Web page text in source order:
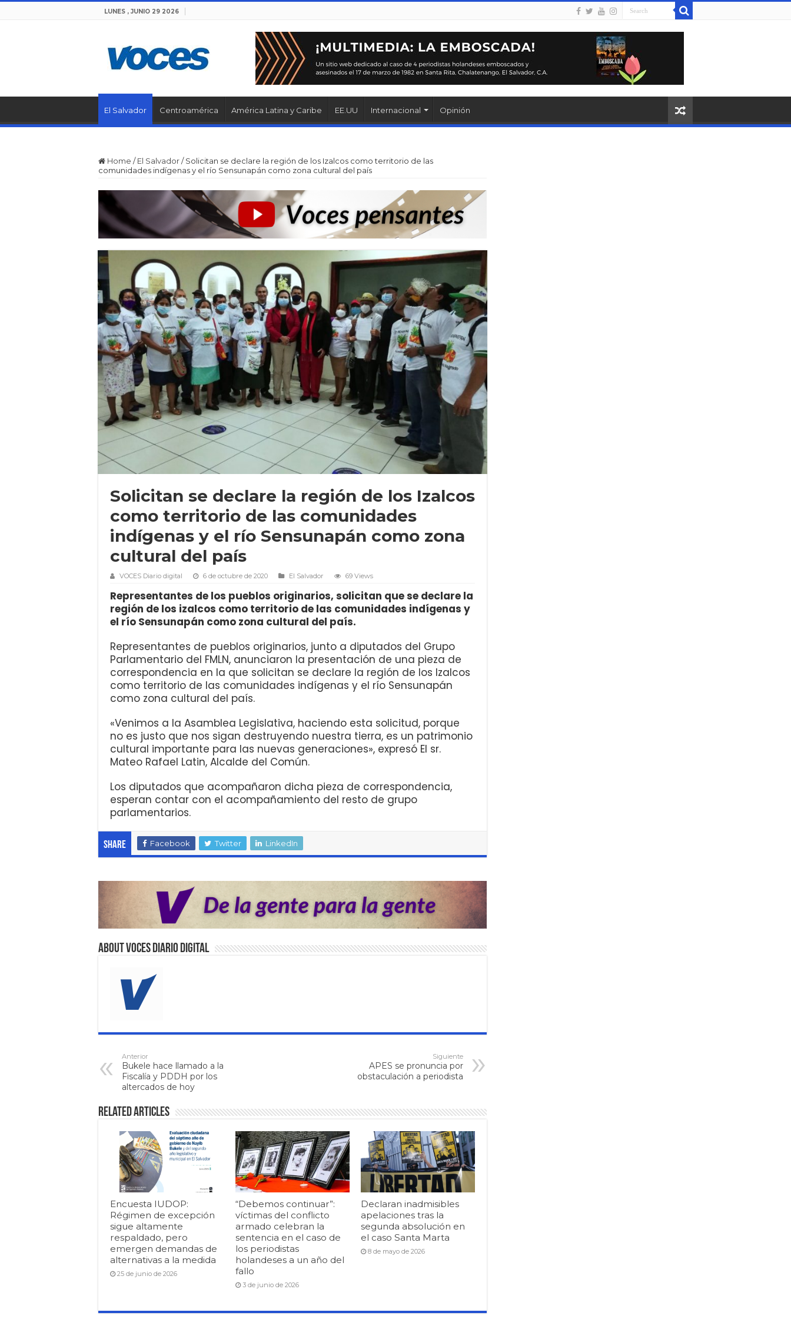
LUNES , JUNIO 29 2026
El Salvador Centroamérica América Latina y Caribe EE.UU Internacional Opinión
Home / El Salvador/ Solicitan se declare la región de los Izalcos como territorio de las
comunidades indígenas y el río Sensunapán como zona cultural del país
Solicitan se declare la región de los Izalcos
como territorio de las comunidades
indígenas y el río Sensunapán como zona
cultural del país
VOCES Diario digital 6 de octubre de 2020 El Salvador 69 Views
Representantes de los pueblos originarios, solicitan que se declare la
región de los izalcos como territorio de las comunidades indígenas y
el río Sensunapán como zona cultural del país.
Representantes de pueblos originarios, junto a diputados del Grupo
Parlamentario del FMLN, anunciaron la presentación de una pieza de
correspondencia en la que solicitan se declare la región de los Izalcos
como territorio de las comunidades indígenas y el río Sensunapán
como zona cultural del país.
«Venimos a la Asamblea Legislativa, haciendo esta solicitud, porque
no es justo que nos sigan destruyendo nuestra tierra, es un patrimonio
cultural importante para las nuevas generaciones», expresó El sr.
Mateo Rafael Latin, Alcalde del Común.
Los diputados que acompañaron dicha pieza de correspondencia,
esperan contar con el acompañamiento del resto de grupo
parlamentarios.
Share Facebook Twitter LinkedIn
About VOCES Diario digital
Anterior
Bukele hace llamado a la
Fiscalía y PDDH por los
altercados de hoy
Siguiente
APES se pronuncia por
obstaculación a periodista
Related Articles
Encuesta IUDOP:
Régimen de excepción
sigue altamente
respaldado, pero
emergen demandas de
alternativas a la medida
25 de junio de 2026
“Debemos continuar”:
víctimas del conflicto
armado celebran la
sentencia en el caso de
los periodistas
holandeses a un año del
fallo
3 de junio de 2026
Declaran inadmisibles
apelaciones tras la
segunda absolución en
el caso Santa Marta
8 de mayo de 2026